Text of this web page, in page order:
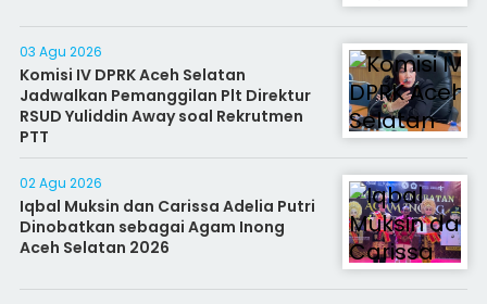
03 Agu 2026
Komisi IV DPRK Aceh Selatan
Jadwalkan Pemanggilan Plt Direktur
RSUD Yuliddin Away soal Rekrutmen
PTT
02 Agu 2026
Iqbal Muksin dan Carissa Adelia Putri
Dinobatkan sebagai Agam Inong
Aceh Selatan 2026